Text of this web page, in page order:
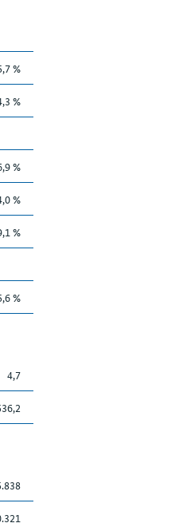
%
%
%
%
%
%
4,7